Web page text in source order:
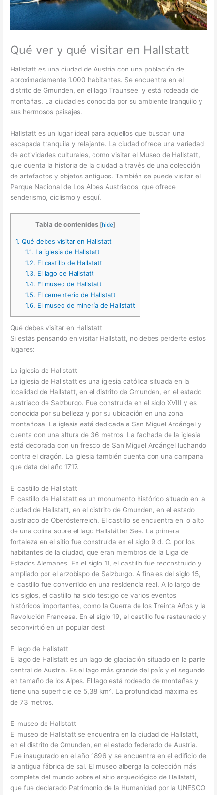
Qué ver y qué visitar en Hallstatt
Hallstatt es una ciudad de Austria con una población de
aproximadamente 1.000 habitantes. Se encuentra en el
distrito de Gmunden, en el lago Traunsee, y está rodeada de
montañas. La ciudad es conocida por su ambiente tranquilo y
sus hermosos paisajes.
Hallstatt es un lugar ideal para aquellos que buscan una
escapada tranquila y relajante. La ciudad ofrece una variedad
de actividades culturales, como visitar el Museo de Hallstatt,
que cuenta la historia de la ciudad a través de una colección
de artefactos y objetos antiguos. También se puede visitar el
Parque Nacional de Los Alpes Austriacos, que ofrece
senderismo, ciclismo y esquí.
Tabla de contenidos [hide]
1. Qué debes visitar en Hallstatt
1.1. La iglesia de Hallstatt
1.2. El castillo de Hallstatt
1.3. El lago de Hallstatt
1.4. El museo de Hallstatt
1.5. El cementerio de Hallstatt
1.6. El museo de minería de Hallstatt
Qué debes visitar en Hallstatt
Si estás pensando en visitar Hallstatt, no debes perderte estos
lugares:
La iglesia de Hallstatt
La iglesia de Hallstatt es una iglesia católica situada en la
localidad de Hallstatt, en el distrito de Gmunden, en el estado
austriaco de Salzburgo. Fue construida en el siglo XVIII y es
conocida por su belleza y por su ubicación en una zona
montañosa. La iglesia está dedicada a San Miguel Arcángel y
cuenta con una altura de 36 metros. La fachada de la iglesia
está decorada con un fresco de San Miguel Arcángel luchando
contra el dragón. La iglesia también cuenta con una campana
que data del año 1717.
El castillo de Hallstatt
El castillo de Hallstatt es un monumento histórico situado en la
ciudad de Hallstatt, en el distrito de Gmunden, en el estado
austriaco de Oberösterreich. El castillo se encuentra en lo alto
de una colina sobre el lago Hallstätter See. La primera
fortaleza en el sitio fue construida en el siglo 9 d. C. por los
habitantes de la ciudad, que eran miembros de la Liga de
Estados Alemanes. En el siglo 11, el castillo fue reconstruido y
ampliado por el arzobispo de Salzburgo. A finales del siglo 15,
el castillo fue convertido en una residencia real. A lo largo de
los siglos, el castillo ha sido testigo de varios eventos
históricos importantes, como la Guerra de los Treinta Años y la
Revolución Francesa. En el siglo 19, el castillo fue restaurado y
seconvirtió en un popular dest
El lago de Hallstatt
El lago de Hallstatt es un lago de glaciación situado en la parte
central de Austria. Es el lago más grande del país y el segundo
en tamaño de los Alpes. El lago está rodeado de montañas y
tiene una superficie de 5,38 km². La profundidad máxima es
de 73 metros.
El museo de Hallstatt
El museo de Hallstatt se encuentra en la ciudad de Hallstatt,
en el distrito de Gmunden, en el estado federado de Austria.
Fue inaugurado en el año 1896 y se encuentra en el edificio de
la antigua fábrica de sal. El museo alberga la colección más
completa del mundo sobre el sitio arqueológico de Hallstatt,
que fue declarado Patrimonio de la Humanidad por la UNESCO